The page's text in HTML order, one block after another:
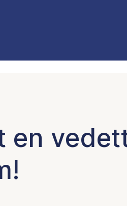
en